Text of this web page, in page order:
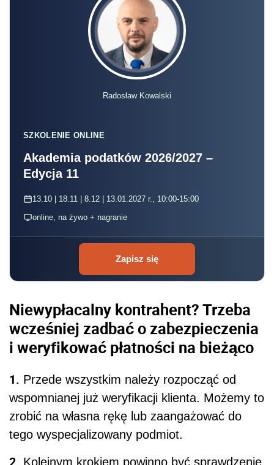
Radosław Kowalski
SZKOLENIE ONLINE
Akademia podatków 2026/2027 –
Edycja 11
13.10 | 18.11 | 8.12 | 13.01.2027 r., 10:00-15:00
online, na żywo + nagranie
Zapisz się
Niewypłacalny kontrahent? Trzeba
wcześniej zadbać o zabezpieczenia
i weryfikować płatności na bieżąco
1. Przede wszystkim należy rozpocząć od
wspomnianej już weryfikacji klienta. Możemy to
zrobić na własna rękę lub zaangażować do
tego wyspecjalizowany podmiot.
2. Kolejnym krokiem powinno być sprawdzenie